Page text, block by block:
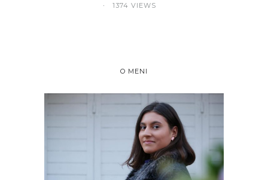
1374 VIEWS
O MENI